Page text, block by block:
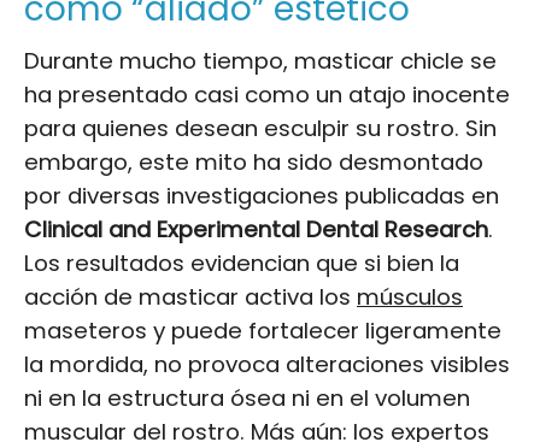
Durante mucho tiempo, masticar chicle se
ha presentado casi como un atajo inocente
para quienes desean esculpir su rostro. Sin
embargo, este mito ha sido desmontado
por diversas investigaciones publicadas en
Clinical and Experimental Dental Research.
Los resultados evidencian que si bien la
acción de masticar activa los músculos
maseteros y puede fortalecer ligeramente
la mordida, no provoca alteraciones visibles
ni en la estructura ósea ni en el volumen
muscular del rostro. Más aún: los expertos